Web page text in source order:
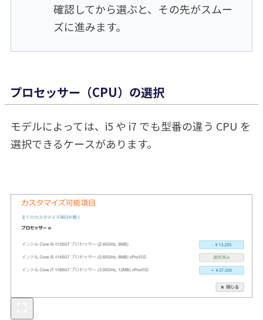
確認してから選ぶと、その先がスムー
ズに進みます。
プロセッサー（CPU）の選択
モデルによっては、i5 や i7 でも型番の違う CPU を
選択できるケースがあります。